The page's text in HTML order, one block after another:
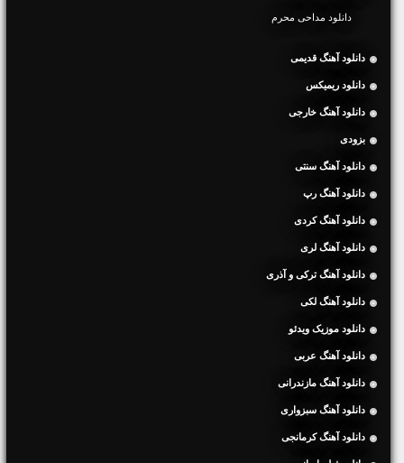
دانلود مداحی محرم
دانلود آهنگ قدیمی
دانلود ریمیکس
دانلود آهنگ خارجی
بزودی
دانلود آهنگ سنتی
دانلود آهنگ رپ
دانلود آهنگ کردی
دانلود آهنگ لری
دانلود آهنگ ترکی و آذری
دانلود آهنگ لکی
دانلود موزیک ویدئو
دانلود آهنگ عربی
دانلود آهنگ مازندرانی
دانلود آهنگ سبزواری
دانلود آهنگ کرمانجی